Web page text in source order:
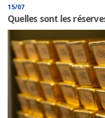
15/07
Quelles sont les